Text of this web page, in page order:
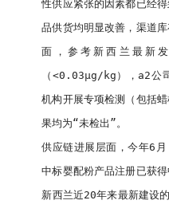
性供应紧张的因素都已经
品供货均明显改善，渠道
面，参考新西兰最新
（<0.03μg/kg），a2公
机构开展专项检测（包括
果均为“未检出”。
供应链进展层面，今年6
中标婴配粉产品注册已获
新西兰近20年来最新建设